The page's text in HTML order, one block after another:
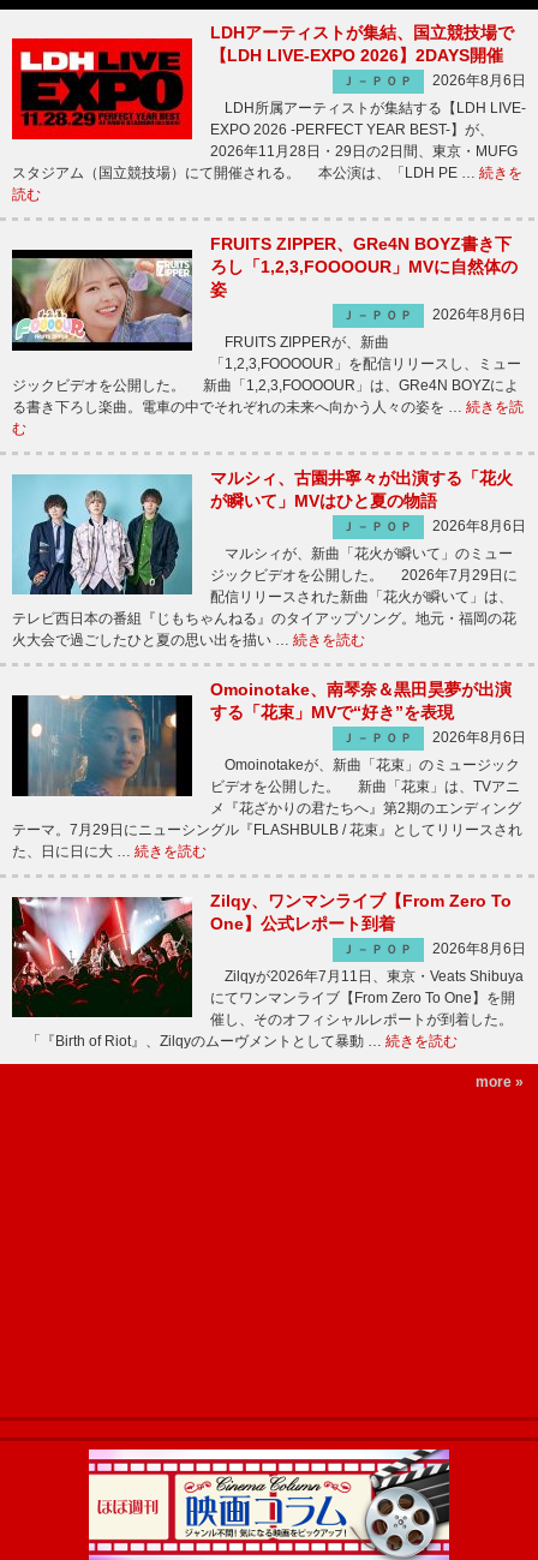
LDHアーティストが集結、国立競技場で
【LDH LIVE-EXPO 2026】2DAYS開催
Ｊ－ＰＯＰ
2026年8月6日
LDH所属アーティストが集結する【LDH LIVE-
EXPO 2026 -PERFECT YEAR BEST-】が、
2026年11月28日・29日の2日間、東京・MUFG
スタジアム（国立競技場）にて開催される。 本公演は、「LDH PE … 続きを
読む
FRUITS ZIPPER、GRe4N BOYZ書き下
ろし「1,2,3,FOOOOUR」MVに自然体の
姿
Ｊ－ＰＯＰ
2026年8月6日
FRUITS ZIPPERが、新曲
「1,2,3,FOOOOUR」を配信リリースし、ミュー
ジックビデオを公開した。 新曲「1,2,3,FOOOOUR」は、GRe4N BOYZによ
る書き下ろし楽曲。電車の中でそれぞれの未来へ向かう人々の姿を … 続きを読
む
マルシィ、古園井寧々が出演する「花火
が瞬いて」MVはひと夏の物語
Ｊ－ＰＯＰ
2026年8月6日
マルシィが、新曲「花火が瞬いて」のミュー
ジックビデオを公開した。 2026年7月29日に
配信リリースされた新曲「花火が瞬いて」は、
テレビ西日本の番組『じもちゃんねる』のタイアップソング。地元・福岡の花
火大会で過ごしたひと夏の思い出を描い … 続きを読む
Omoinotake、南琴奈＆黒田昊夢が出演
する「花束」MVで“好き”を表現
Ｊ－ＰＯＰ
2026年8月6日
Omoinotakeが、新曲「花束」のミュージック
ビデオを公開した。 新曲「花束」は、TVアニ
メ『花ざかりの君たちへ』第2期のエンディング
テーマ。7月29日にニューシングル『FLASHBULB / 花束』としてリリースされ
た、日に日に大 … 続きを読む
Zilqy、ワンマンライブ【From Zero To
One】公式レポート到着
Ｊ－ＰＯＰ
2026年8月6日
Zilqyが2026年7月11日、東京・Veats Shibuya
にてワンマンライブ【From Zero To One】を開
催し、そのオフィシャルレポートが到着した。
「『Birth of Riot』、Zilqyのムーヴメントとして暴動 … 続きを読む
more »